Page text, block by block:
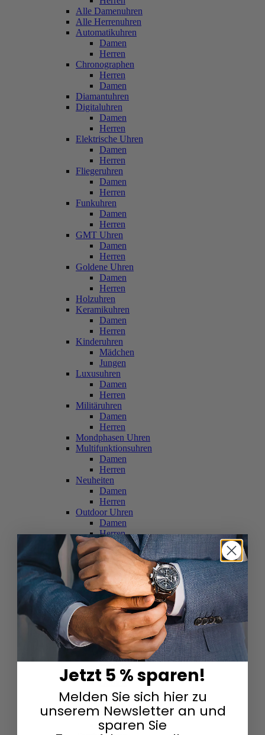
Alle Damenuhren
Alle Herrenuhren
Automatikuhren
Damen
Herren
Chronographen
Herren
Damen
Diamantuhren
Digitaluhren
Damen
Herren
Elektrische Uhren
Damen
Herren
Fliegeruhren
Damen
Herren
Funkuhren
Damen
Herren
GMT Uhren
Damen
Herren
Goldene Uhren
Damen
Herren
Holzuhren
Keramikuhren
Damen
Herren
Kinderuhren
Mädchen
Jungen
Luxusuhren
Damen
Herren
Militäruhren
Damen
Herren
Mondphasen Uhren
Multifunktionsuhren
Damen
Herren
Neuheiten
Damen
Herren
Outdoor Uhren
Damen
Herren
Schweizer Uhren
Damen
Herren
Skelettuhren
Damen
Herren
Smartwatches
Damen
Herren
Solaruhren
Herren
Damen
Sportuhren
Damen
Herren
Swarovski & Edelsteine
Damen
Herren
Jetzt 5 % sparen!
Melden Sie sich hier zu
unserem Newsletter an und
sparen Sie